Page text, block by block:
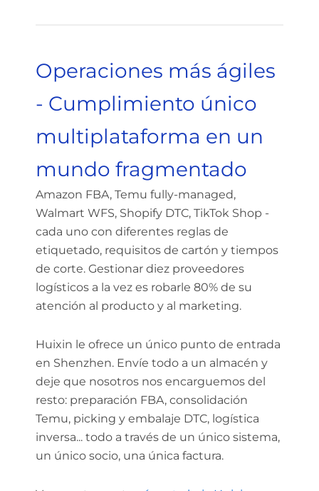
Operaciones más ágiles
- Cumplimiento único
multiplataforma en un
mundo fragmentado
Amazon FBA, Temu fully-managed,
Walmart WFS, Shopify DTC, TikTok Shop -
cada uno con diferentes reglas de
etiquetado, requisitos de cartón y tiempos
de corte. Gestionar diez proveedores
logísticos a la vez es robarle 80% de su
atención al producto y al marketing.
Huixin le ofrece un único punto de entrada
en Shenzhen. Envíe todo a un almacén y
deje que nosotros nos encarguemos del
resto: preparación FBA, consolidación
Temu, picking y embalaje DTC, logística
inversa... todo a través de un único sistema,
un único socio, una única factura.